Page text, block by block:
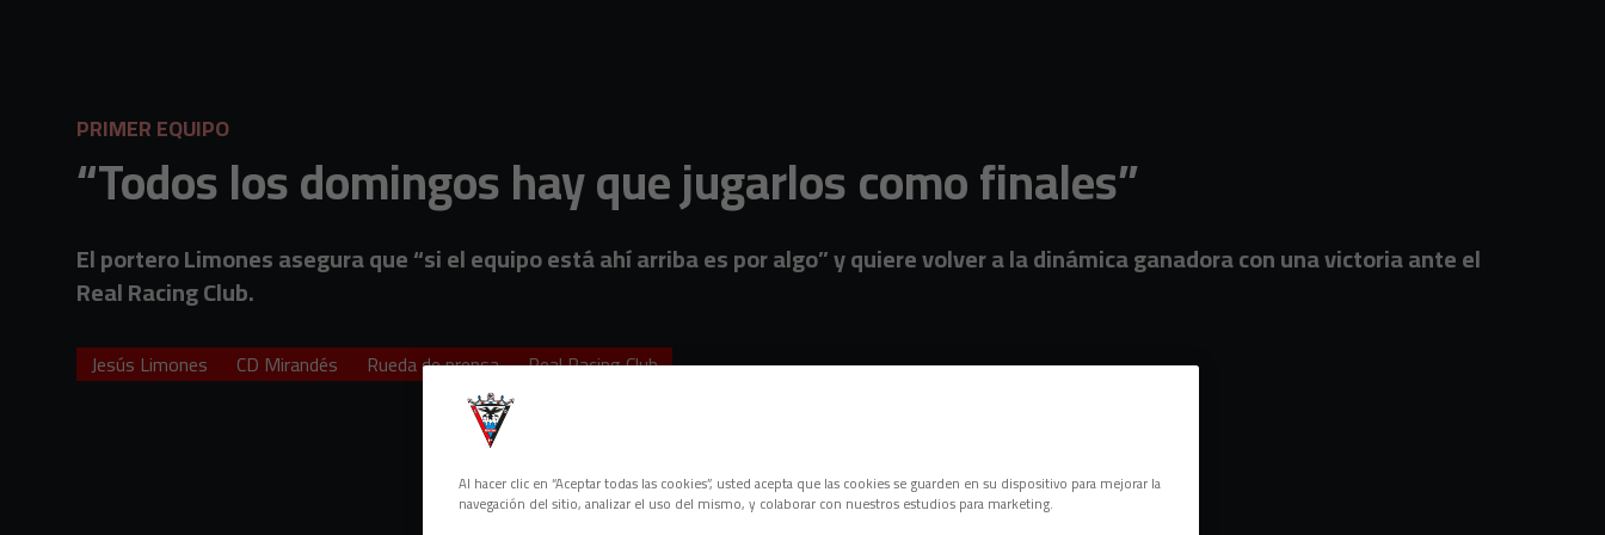
PRIMER EQUIPO
“Todos los domingos hay que jugarlos como finales”
El portero Limones asegura que “si el equipo está ahí arriba es por algo” y quiere volver a la dinámica ganadora con una victoria ante el
Real Racing Club.
Jesús Limones CD Mirandés Rueda de prensa Real Racing Club
Al hacer clic en “Aceptar todas las cookies”, usted acepta que las cookies se guarden en su dispositivo para mejorar la
navegación del sitio, analizar el uso del mismo, y colaborar con nuestros estudios para marketing.